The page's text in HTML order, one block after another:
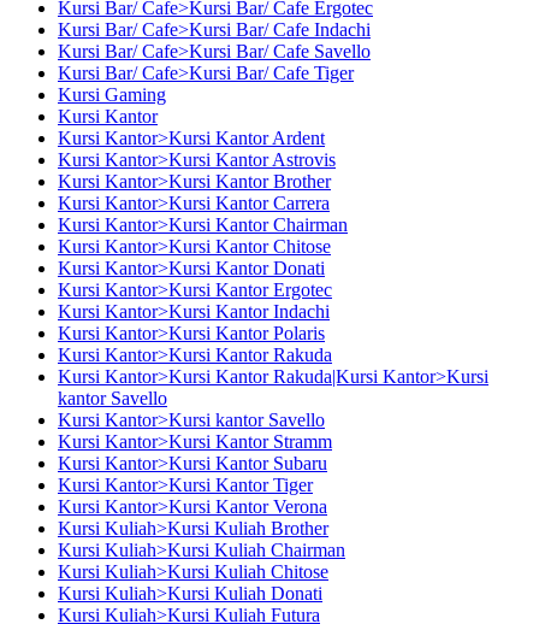
Kursi Bar/ Cafe>Kursi Bar/ Cafe Ergotec
Kursi Bar/ Cafe>Kursi Bar/ Cafe Indachi
Kursi Bar/ Cafe>Kursi Bar/ Cafe Savello
Kursi Bar/ Cafe>Kursi Bar/ Cafe Tiger
Kursi Gaming
Kursi Kantor
Kursi Kantor>Kursi Kantor Ardent
Kursi Kantor>Kursi Kantor Astrovis
Kursi Kantor>Kursi Kantor Brother
Kursi Kantor>Kursi Kantor Carrera
Kursi Kantor>Kursi Kantor Chairman
Kursi Kantor>Kursi Kantor Chitose
Kursi Kantor>Kursi Kantor Donati
Kursi Kantor>Kursi Kantor Ergotec
Kursi Kantor>Kursi Kantor Indachi
Kursi Kantor>Kursi Kantor Polaris
Kursi Kantor>Kursi Kantor Rakuda
Kursi Kantor>Kursi Kantor Rakuda|Kursi Kantor>Kursi
kantor Savello
Kursi Kantor>Kursi kantor Savello
Kursi Kantor>Kursi Kantor Stramm
Kursi Kantor>Kursi Kantor Subaru
Kursi Kantor>Kursi Kantor Tiger
Kursi Kantor>Kursi Kantor Verona
Kursi Kuliah>Kursi Kuliah Brother
Kursi Kuliah>Kursi Kuliah Chairman
Kursi Kuliah>Kursi Kuliah Chitose
Kursi Kuliah>Kursi Kuliah Donati
Kursi Kuliah>Kursi Kuliah Futura